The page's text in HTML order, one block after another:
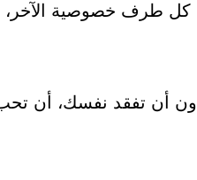
كل طرف خصوصية الآخر،
أن تفقد نفسك، أن